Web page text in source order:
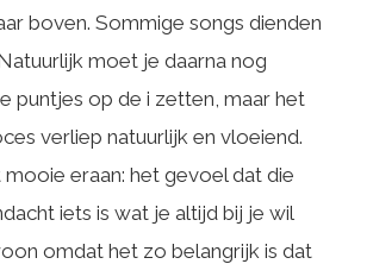
boven. Sommige songs dienden
moet je daarna nog
puntjes op de i zetten, maar het
verliep natuurlijk en vloeiend.
mooie eraan: het gevoel dat die
iets is wat je altijd bij je wil
omdat het zo belangrijk is dat